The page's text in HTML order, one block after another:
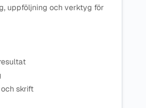
uppföljning och verktyg för
skrift